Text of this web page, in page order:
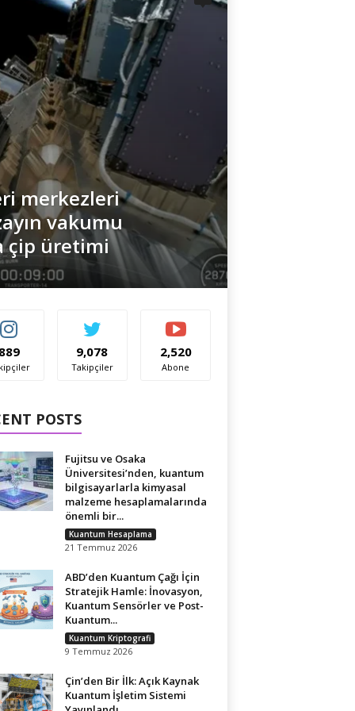
merkezleri
vakumu
çip üretimi
9,078
Takipçiler
2,520
Abone
POSTS
Fujitsu ve Osaka
Üniversitesi’nden, kuantum
bilgisayarlarla kimyasal
malzeme hesaplamalarında
önemli bir...
Kuantum Hesaplama
21 Temmuz 2026
ABD’den Kuantum Çağı İçin
Stratejik Hamle: İnovasyon,
Kuantum Sensörler ve Post-
Kuantum...
Kuantum Kriptografi
9 Temmuz 2026
Çin’den Bir İlk: Açık Kaynak
Kuantum İşletim Sistemi